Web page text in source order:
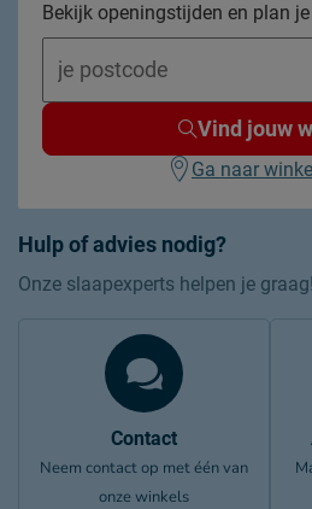
Hulp of advies nodig?
Onze slaapexperts helpen je graag!
Contact
Neem contact op met één van
onze winkels
Bekijk openingstijden en plan
Vind jouw
Ga naar